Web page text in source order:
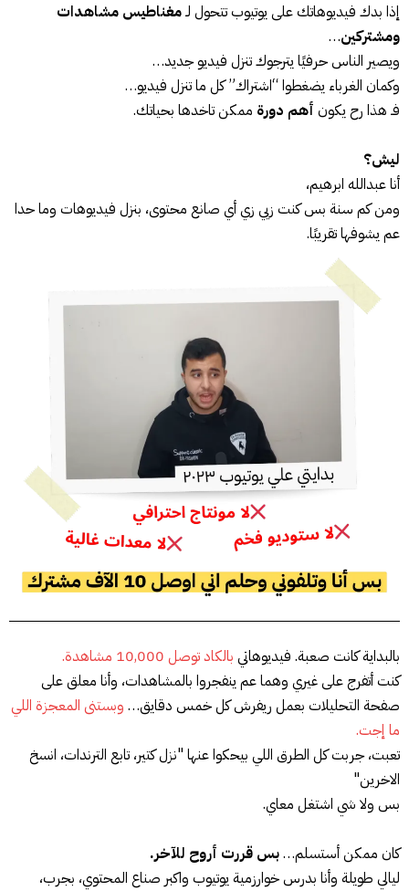
إذا بدك فيديوهاتك على يوتيوب تتحول لـمغناطيس مشاهدات
ومشتركين…
ويصير الناس حرفيًا يترجوك تنزل فيديو جديد…
وكمان الغرباء يضغطوا “اشتراك” كل ما تنزل فيديو…
فـ هذا رح يكون أهم دورة ممكن تاخدها بحياتك.
ليش؟
أنا عبدالله ابرهيم،
ومن كم سنة بس كنت زيي زي أي صانع محتوى، بنزل فيديوهات وما حدا
عم يشوفها تقريبًا.
بالبداية كانت صعبة. فيديوهاتي بالكاد توصل 10,000 مشاهدة.
كنت أتفرج على غيري وهما عم ينفجروا بالمشاهدات، وأنا معلق على
صفحة التحليلات بعمل ريفرش كل خمس دقايق… وبستنى المعجزة اللي
ما إجت.
تعبت، جربت كل الطرق اللي بيحكوا عنها "نزل كتير، تابع الترندات، انسخ
الاخرين"
بس ولا شي اشتغل معاي.
كان ممكن أستسلم…بس قررت أروح للآخر.
ليالي طويلة وأنا بدرس خوارزمية يوتيوب واكبر صناع المحتوي، بجرب،